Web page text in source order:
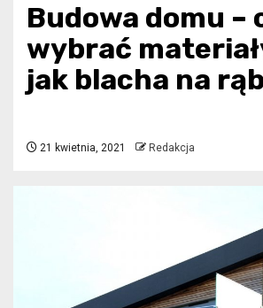
Budowa domu –
wybrać
jak blacha na
21 kwietnia, 2021 Redakcja